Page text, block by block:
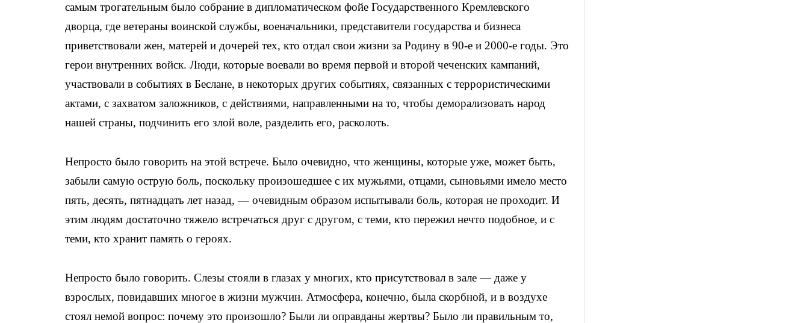
самым трогательным было собрание в дипломатическом фойе Государственного Кремлевского
дворца, где ветераны воинской службы, военачальники, представители государства и бизнеса
приветствовали жен, матерей и дочерей тех, кто отдал свои жизни за Родину в 90-е и 2000-е годы. Это
герои внутренних войск. Люди, которые воевали во время первой и второй чеченских кампаний,
участвовали в событиях в Беслане, в некоторых других событиях, связанных с террористическими
актами, с захватом заложников, с действиями, направленными на то, чтобы деморализовать народ
нашей страны, подчинить его злой воле, разделить его, расколоть.
Непросто было говорить на этой встрече. Было очевидно, что женщины, которые уже, может быть,
забыли самую острую боль, поскольку произошедшее с их мужьями, отцами, сыновьями имело место
пять, десять, пятнадцать лет назад, — очевидным образом испытывали боль, которая не проходит. И
этим людям достаточно тяжело встречаться друг с другом, с теми, кто пережил нечто подобное, и с
теми, кто хранит память о героях.
Непросто было говорить. Слезы стояли в глазах у многих, кто присутствовал в зале — даже у
взрослых, повидавших многое в жизни мужчин. Атмосфера, конечно, была скорбной, и в воздухе
стоял немой вопрос: почему это произошло? Были ли оправданы жертвы? Было ли правильным то,